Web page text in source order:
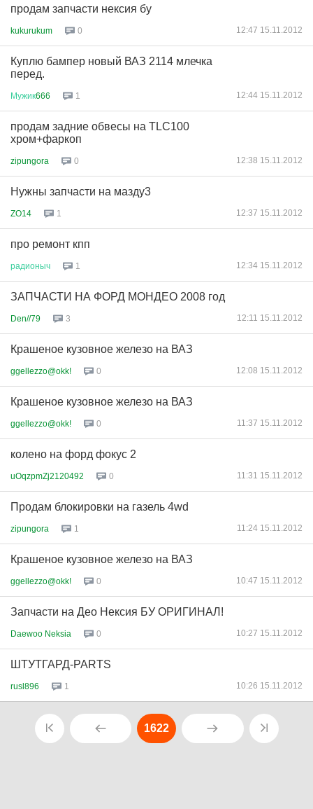
продам запчасти нексия бу
kukurukum 0 12:47 15.11.2012
Куплю бампер новый ВАЗ 2114 млечка
перед.
Мужик666 1 12:44 15.11.2012
продам задние обвесы на TLC100
хром+фаркоп
zipungora 0 12:38 15.11.2012
Нужны запчасти на мазду3
ZO14 1 12:37 15.11.2012
про ремонт кпп
радионыч 1 12:34 15.11.2012
ЗАПЧАСТИ НА ФОРД МОНДЕО 2008 год
Den//79 3 12:11 15.11.2012
Крашеное кузовное железо на ВАЗ
ggellezzo@okk! 0 12:08 15.11.2012
Крашеное кузовное железо на ВАЗ
ggellezzo@okk! 0 11:37 15.11.2012
колено на форд фокус 2
uOqzpmZj2120492 0 11:31 15.11.2012
Продам блокировки на газель 4wd
zipungora 1 11:24 15.11.2012
Крашеное кузовное железо на ВАЗ
ggellezzo@okk! 0 10:47 15.11.2012
Запчасти на Део Нексия БУ ОРИГИНАЛ!
Daewoo Neksia 0 10:27 15.11.2012
ШТУТГАРД-PARTS
rusl896 1 10:26 15.11.2012
1622